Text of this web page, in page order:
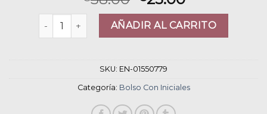
bolso con iniciales cantidadAÑADIR AL CARRITO
SKU: EN-01550779
Categoría: Bolso Con Iniciales